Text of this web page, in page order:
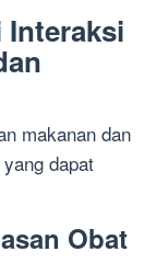
makanan dan
dapat
Obat